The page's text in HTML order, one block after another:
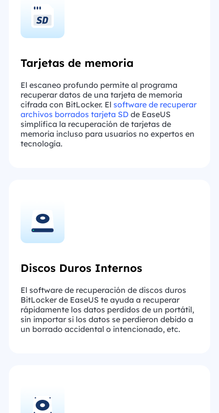
Tarjetas de memoria
El escaneo profundo permite al programa
recuperar datos de una tarjeta de memoria
cifrada con BitLocker. El software de recuperar
archivos borrados tarjeta SDde EaseUS
simplifica la recuperación de tarjetas de
memoria incluso para usuarios no expertos en
tecnología.
Discos Duros Internos
El software de recuperación de discos duros
BitLocker de EaseUS te ayuda a recuperar
rápidamente los datos perdidos de un portátil,
sin importar si los datos se perdieron debido a
un borrado accidental o intencionado, etc.